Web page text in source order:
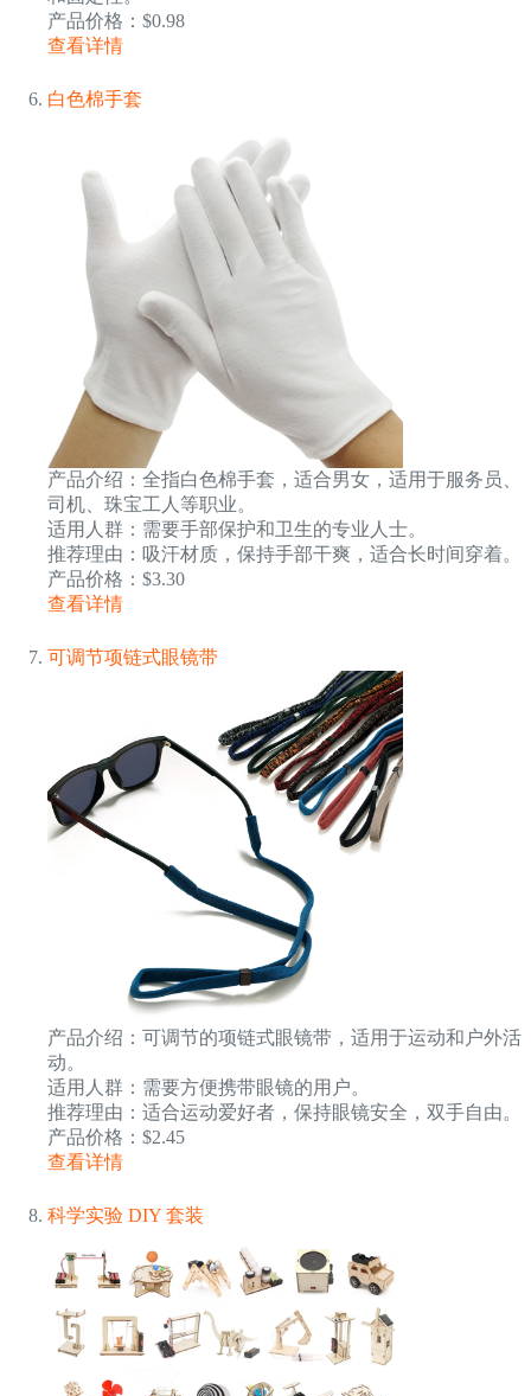
产品价格：$0.98
查看详情
白色棉手套
产品介绍：全指白色棉手套，适合男女，适用于服务员、
司机、珠宝工人等职业。
适用人群：需要手部保护和卫生的专业人士。
推荐理由：吸汗材质，保持手部干爽，适合长时间穿着。
产品价格：$3.30
查看详情
可调节项链式眼镜带
产品介绍：可调节的项链式眼镜带，适用于运动和户外活
动。
适用人群：需要方便携带眼镜的用户。
推荐理由：适合运动爱好者，保持眼镜安全，双手自由。
产品价格：$2.45
查看详情
科学实验 DIY 套装